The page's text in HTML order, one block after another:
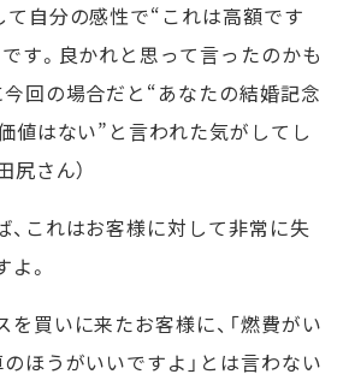
て自分の感性で“これは高額です
す。良かれと思って言ったのかも
今回の場合だと“あなたの結婚記念
値はない”と言われた気がしてし
尻さん）
これはお客様に対して非常に失
。
買いに来たお客様に、「燃費がい
ほうがいいですよ」とは言わない